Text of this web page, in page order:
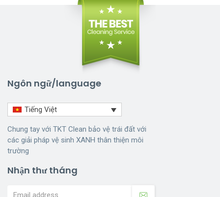
Ngôn ngữ/language
Tiếng Việt
Chung tay với TKT Clean bảo vệ trái đất với
các giải pháp vệ sinh XANH thân thiện môi
trường
Nhận thư tháng